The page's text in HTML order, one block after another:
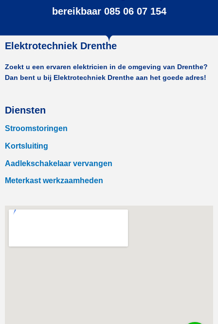
bereikbaar 085 06 07 154
Elektrotechniek Drenthe
Zoekt u een ervaren elektricien in de omgeving van Drenthe?
Dan bent u bij Elektrotechniek Drenthe aan het goede adres!
Diensten
Stroomstoringen
Kortsluiting
Aadlekschakelaar vervangen
Meterkast werkzaamheden